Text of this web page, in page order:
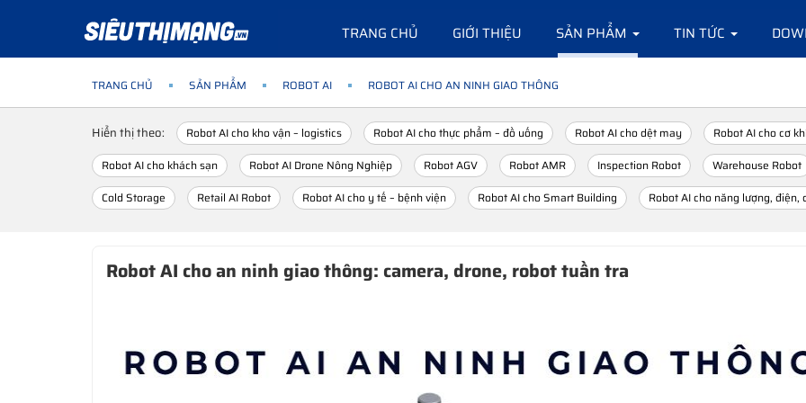
TRANG CHỦ GIỚI THIỆU SẢN PHẨM TIN TỨC
TRANG CHỦ SẢN PHẨM ROBOT AI ROBOT AI CHO AN NINH GIAO THÔNG
Hiển thị theo: Robot AI cho kho vận – logistics Robot AI cho thực phẩm – đồ uống Robot AI cho dệt may Robot AI cho cơ
Robot AI cho khách sạn
Robot AI Drone Nông Nghiệp Robot AGV Robot AMR Inspection Robot Warehouse Robot
Cold Storage
Retail AI Robot Robot AI cho y tế – bệnh viện Robot AI cho Smart Building Robot AI cho năng lượng, điện,
Robot AI cho an ninh giao thông: camera, drone, robot tuần tra